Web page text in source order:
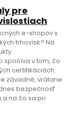
pre
e-shopov s
trhovísk? Na
spočíva v tom, čo
certifikáciách.
závadné, vrátane
bezpečnosť
na čo sa pri